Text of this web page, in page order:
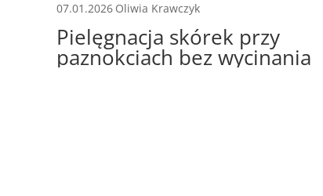
07.01.2026 Oliwia Krawczyk
Pielęgnacja skórek przy
paznokciach bez wycinania